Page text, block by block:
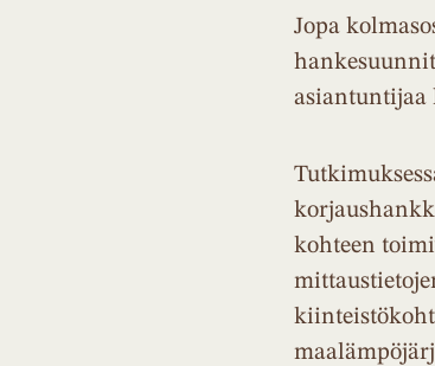
Jopa
asiantuntijaa
kohteen